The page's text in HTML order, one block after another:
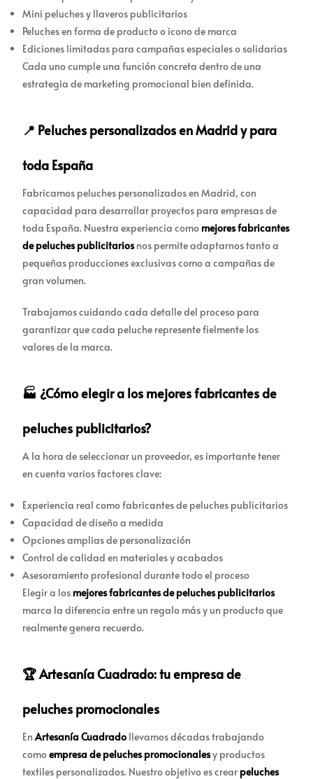
Mini peluches y llaveros publicitarios
Peluches en forma de producto o icono de marca
Ediciones limitadas para campañas especiales o solidarias
Cada uno cumple una función concreta dentro de una
estrategia de marketing promocional bien definida.
📍 Peluches personalizados en Madrid y para
toda España
Fabricamos peluches personalizados en Madrid, con
capacidad para desarrollar proyectos para empresas de
toda España. Nuestra experiencia como mejores fabricantes
de peluches publicitariosnos permite adaptarnos tanto a
pequeñas producciones exclusivas como a campañas de
gran volumen.
Trabajamos cuidando cada detalle del proceso para
garantizar que cada peluche represente fielmente los
valores de la marca.
🏭 ¿Cómo elegir a los mejores fabricantes de
peluches publicitarios?
A la hora de seleccionar un proveedor, es importante tener
en cuenta varios factores clave:
Experiencia real como fabricantes de peluches publicitarios
Capacidad de diseño a medida
Opciones amplias de personalización
Control de calidad en materiales y acabados
Asesoramiento profesional durante todo el proceso
Elegir a los mejores fabricantes de peluches publicitarios
marca la diferencia entre un regalo más y un producto que
realmente genera recuerdo.
🏆 Artesanía Cuadrado: tu empresa de
peluches promocionales
EnArtesanía Cuadrado llevamos décadas trabajando
comoempresa de peluches promocionalesy productos
textiles personalizados. Nuestro objetivo es crear peluches